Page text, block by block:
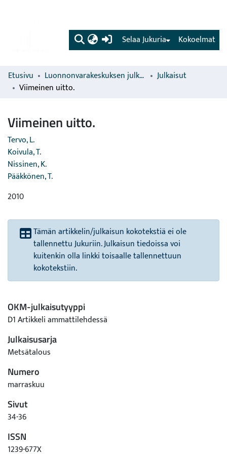
(current) Kokoelmat
Selaa Jukuria
Etusivu Luonnonvarakeskuksen julkaisut
Julkaisut
Viimeinen uitto.
Viimeinen uitto.
Tervo, L.
Koivula, T.
Nissinen, K.
Pääkkönen, T.
2010
Tämän artikkelin/julkaisun kokotekstiä ei ole
tallennettu Jukuriin. Julkaisun tiedoissa voi
kuitenkin olla linkki toisaalle tallennettuun
kokotekstiin.
OKM-julkaisutyyppi
D1 Artikkeli ammattilehdessä
Julkaisusarja
Metsätalous
Numero
marraskuu
Sivut
34-36
ISSN
1239-677X